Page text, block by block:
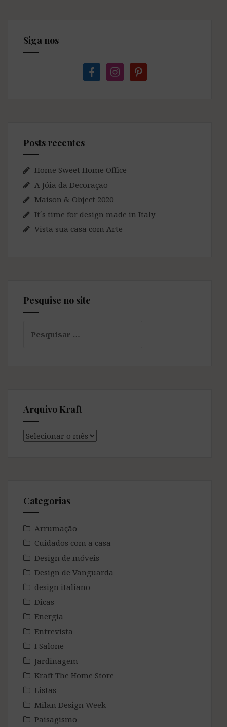
Siga nos
facebookinstagrampinterest
Posts recentes
Home Sweet Home Office
A Jóia da Decoração
Maison & Object 2020
It´s time for design made in Italy
Vista sua casa com Arte
Pesquise no site
por:
Arquivo Kraft
Arquivo
Categorias
Arrumação
Cuidados com a casa
Design de móveis
Design de Vanguarda
design italiano
Dicas
Energia
Entrevista
I Salone
Jardinagem
Kraft The Home Store
Listas
Milan Design Week
Paisagismo